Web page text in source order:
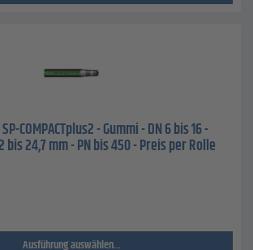
COMPACTplus2 - Gummi - DN 6 bis 16 -
bis 24,7 mm - PN bis 450 - Preis per Rolle
Ausführung auswählen...